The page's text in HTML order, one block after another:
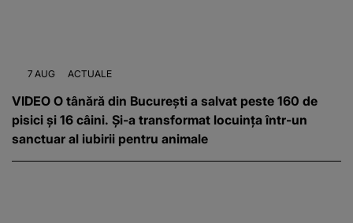
7 AUG ACTUALE
VIDEO O tânără din București a salvat peste 160 de
pisici și 16 câini. Și-a transformat locuința într-un
sanctuar al iubirii pentru animale